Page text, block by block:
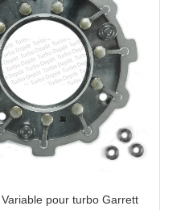
pour turbo Garrett